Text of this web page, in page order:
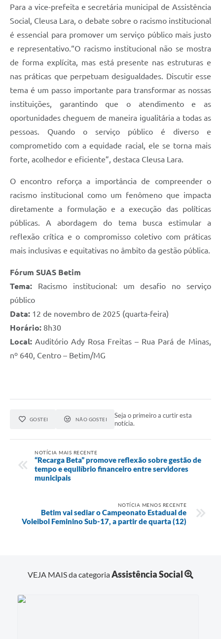
Para a vice-prefeita e secretária municipal de Assistência
Social, Cleusa Lara, o debate sobre o racismo institucional
é essencial para promover um serviço público mais justo
e representativo.“O racismo institucional não se mostra
de forma explícita, mas está presente nas estruturas e
nas práticas que perpetuam desigualdades. Discutir esse
tema é um passo importante para transformar as nossas
instituições, garantindo que o atendimento e as
oportunidades cheguem de maneira igualitária a todas as
pessoas. Quando o serviço público é diverso e
comprometido com a equidade racial, ele se torna mais
forte, acolhedor e eficiente”, destaca Cleusa Lara.
O encontro reforça a importância de compreender o
racismo institucional como um fenômeno que impacta
diretamente a formulação e a execução das políticas
públicas. A abordagem do tema busca estimular a
reflexão crítica e o compromisso coletivo com práticas
mais inclusivas e equitativas no âmbito da gestão pública.
Fórum SUAS Betim
Tema: Racismo institucional: um desafio no serviço
público
Data: 12 de novembro de 2025 (quarta-feira)
Horário: 8h30
Local: Auditório Ady Rosa Freitas – Rua Pará de Minas,
nº 640, Centro – Betim/MG
GOSTEI NÃO GOSTEI
Seja o primeiro a curtir esta
notícia.
NOTÍCIA MAIS RECENTE
“Recarga Beta” promove reflexão sobre gestão de
tempo e equilíbrio financeiro entre servidores
municipais
NOTÍCIA MENOS RECENTE
Betim vai sediar o Campeonato Estadual de
Voleibol Feminino Sub-17, a partir de quarta (12)
VEJA MAIS da categoriaAssistência Social